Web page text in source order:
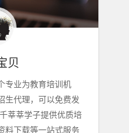
贝
专业为教育培训机
生代理，可以免费发
莘莘学子提供优质培
料下载等一站式服务